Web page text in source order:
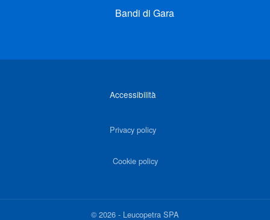
Bandi di Gara
Accessibilità
Privacy policy
Cookie policy
©2026 - Leucopetra SPA